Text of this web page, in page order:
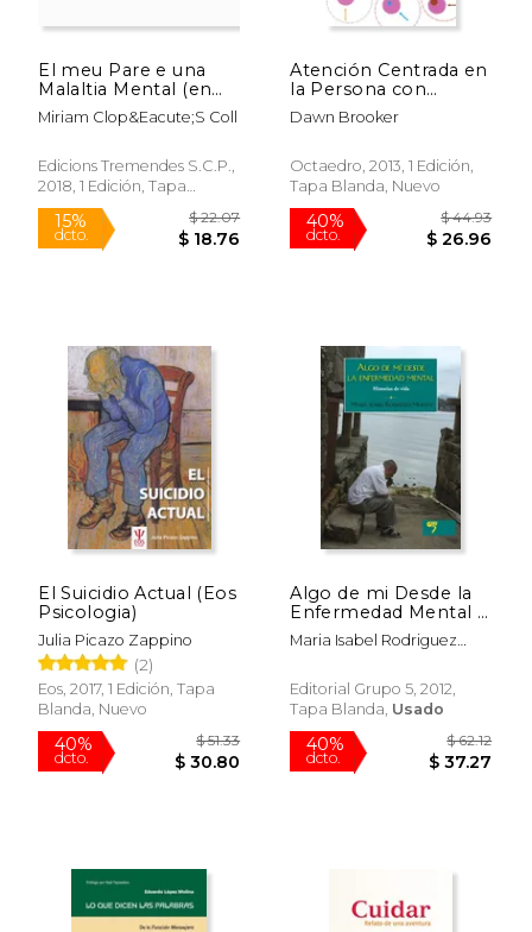
40%
dcto. $ 23.95
40%
dcto.
El meu Pare e una
Malaltia Mental (en
Catalán)
Miriam Clop&Eacute;S Coll
Edicions Tremendes S.C.P.,
2018, 1 Edición, Tapa
Blanda, Nuevo
Atención Centrada en
la Persona con
Demencia: Mejorando
los Recursos: 1
Dawn Brooker
Octaedro, 2013, 1 Edición,
Tapa Blanda, Nuevo
El Suicidio Actual (Eos
Psicologia)
Julia Picazo Zappino
(2)
Eos, 2017, 1 Edición, Tapa
Blanda, Nuevo
Algo de mi Desde la
Enfermedad Mental -
Historias de Vida
Maria Isabel Rodriguez
Editorial Grupo 5, 2012,
Tapa Blanda, Usado